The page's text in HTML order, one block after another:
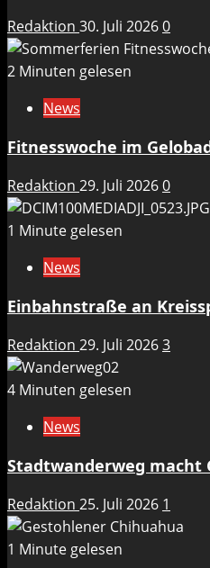
Redaktion 30. Juli 20260
2 Minuten gelesen
News
Fitnesswoche im
Redaktion 29. Juli 20260
1 Minute gelesen
News
Einbahnstraße an
Redaktion 29. Juli 20263
4 Minuten gelesen
News
Stadtwanderweg
Redaktion 25. Juli 2026 1
1 Minute gelesen